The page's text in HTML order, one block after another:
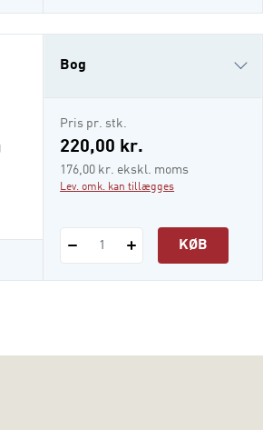
Bog
i-bog
Pris pr. stk.
220,00 kr.
176,00 kr. ekskl. moms
Lev. omk. kan tillægges
1 KØB